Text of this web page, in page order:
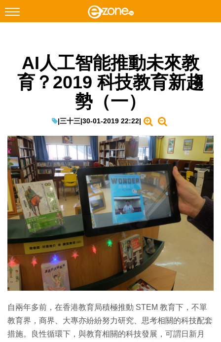
Facebook Instagram
科技焦點
教學評測
EduTech
IT Times
生成式AI與雲端應用
Enterprise Digital Transformation
AI人工智能推動未來教
育？2019 科技教育新趨
勢（一）
|三十三|30-01-2019 22:22|
自兩年多前，在香港教育局積極推動 STEM 教育下，不單
教育界，商界、大專亦紛紛努力研究、思考相關的科技配套
措施。良性循環下，與教育相關的科技發展，可謂日新月